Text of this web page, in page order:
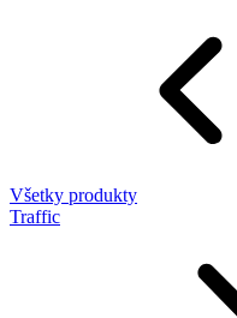
Všetky produkty
Traffic